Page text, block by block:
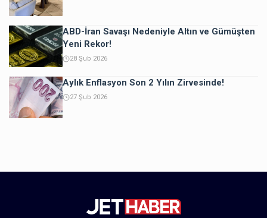
ABD-İran Savaşı Nedeniyle Altın ve Gümüşten
Yeni Rekor!
28 Şub 2026
Aylık Enflasyon Son 2 Yılın Zirvesinde!
27 Şub 2026